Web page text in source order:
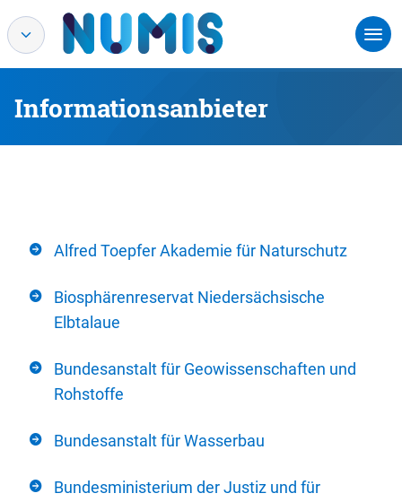
Informationsanbieter
Alfred Toepfer Akademie für Naturschutz
Biosphärenreservat Niedersächsische
Elbtalaue
Bundesanstalt für Geowissenschaften und
Rohstoffe
Bundesanstalt für Wasserbau
Bundesministerium der Justiz und für